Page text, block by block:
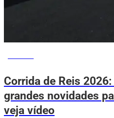
Corrida de Reis
grandes novidades
veja vídeo